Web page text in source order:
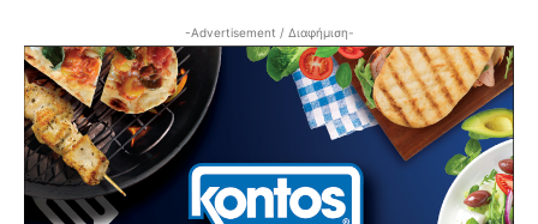
-Advertisement / Διαφήμιση-